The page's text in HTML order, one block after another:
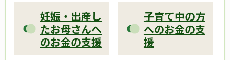
妊娠・出産し
たお母さんへ
のお金の支援
子育て中の方
へのお金の支
援